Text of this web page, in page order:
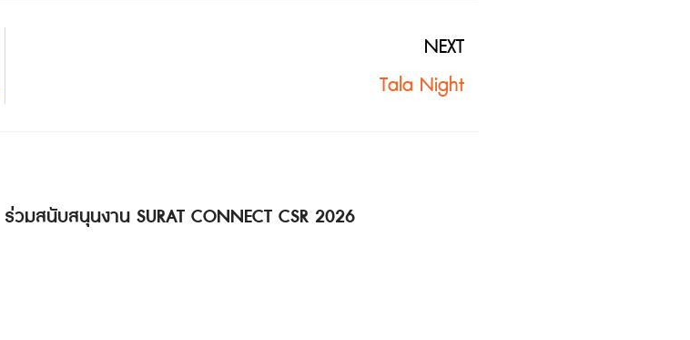
NEXT
Tala Night
มสนับสนุนงาน SURAT CONNECT CSR 2026